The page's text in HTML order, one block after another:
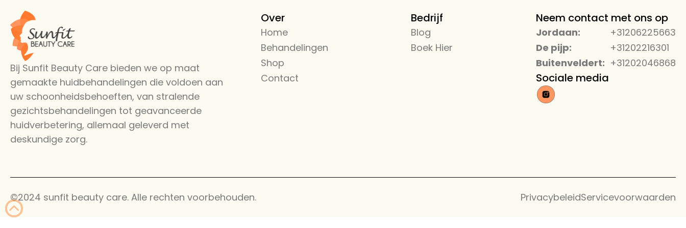
Bij Sunfit Beauty Care bieden we op maat
gemaakte huidbehandelingen die voldoen aan
uw schoonheidsbehoeften, van stralende
gezichtsbehandelingen tot geavanceerde
huidverbetering, allemaal geleverd met
deskundige zorg.
Over
Home
Behandelingen
← Back
Alle Diensten
Beauty Care
Diensten
Shop
Contact
Bedrijf
Blog
Boek Hier
Neem contact met ons op
Jordaan:
+31206225663
De pijp:
+31202216301
Buitenveldert: +31202046868
Sociale media
©2024 sunfit beauty care. Alle rechten voorbehouden. PrivacybeleidServicevoorwaarden